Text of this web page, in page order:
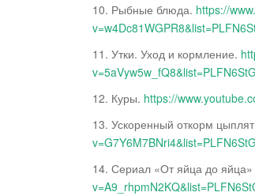
10. Рыбные блюда. https://
11. Утки. Уход и кормление.
12. Куры. https://
13. Ускоренный откорм
14. Сериал «От яйца до яйца»